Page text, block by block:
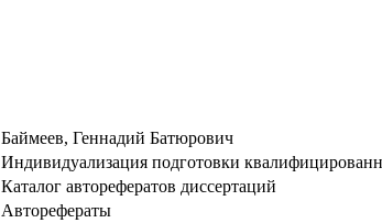
Баймеев, Геннадий Батюрович
Индивидуализация подготовки
Каталог авторефератов диссертаций
Авторефераты